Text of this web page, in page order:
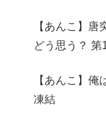
【あんこ】
どう思う？ 第
【あんこ】
凍結